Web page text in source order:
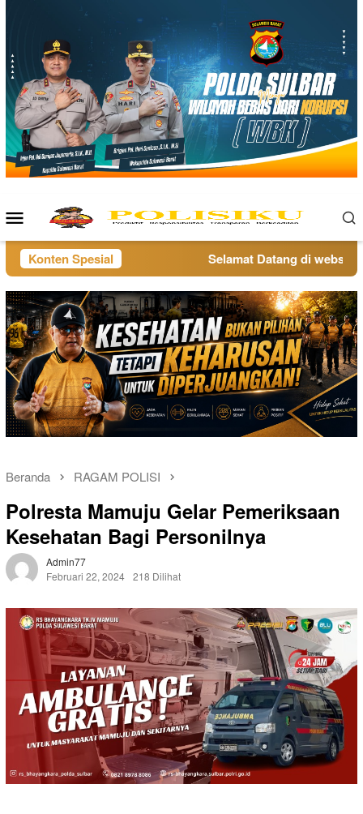
Menu
Mobile
Konten Spesial Selamat Datang di website
Beranda RAGAM POLISI
Polresta Mamuju Gelar Pemeriksaan
Kesehatan Bagi Personilnya
Admin77
Februari 22, 2024 218 Dilihat